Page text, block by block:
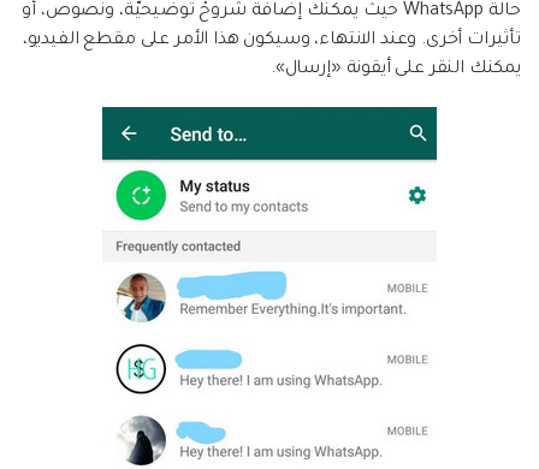
حالة WhatsApp حيث يمكنك إضافة شُروحْ توضيحيَّة، ونصوص، أو
تأثيرات أخرى. وعند الانتهاء، وسيكون هذا الأمر على مقطع الفيديو،
يمكنك النقر على أيقونة «إرسال».